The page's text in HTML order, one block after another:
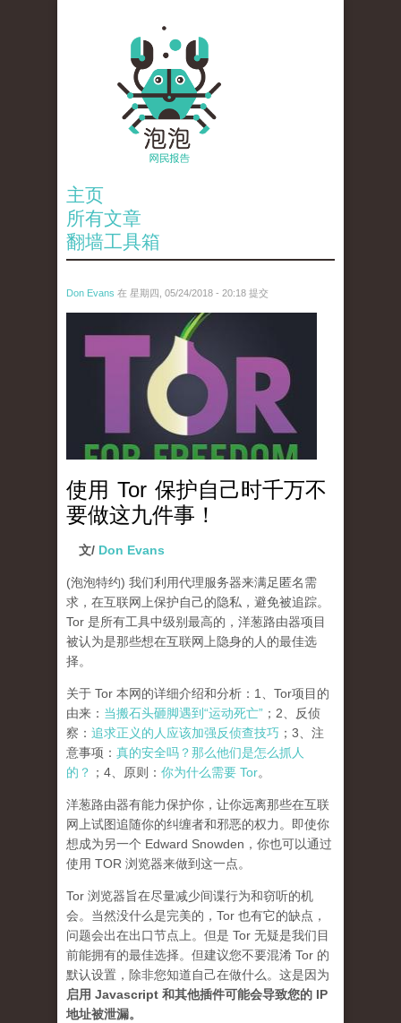
主页
所有文章
翻墙工具箱
Don Evans 在 星期四, 05/24/2018 - 20:18 提交
wechatimg1098.jpeg
使用 Tor 保护自己时千万不
要做这九件事！
文/ Don Evans
(泡泡特约) 我们利用代理服务器来满足匿名需
求，在互联网上保护自己的隐私，避免被追踪。
Tor 是所有工具中级别最高的，洋葱路由器项目
被认为是那些想在互联网上隐身的人的最佳选
择。
关于 Tor 本网的详细介绍和分析：1、Tor项目的
由来： 当搬石头砸脚遇到“运动死亡” ；2、反侦
察： 追求正义的人应该加强反侦查技巧 ；3、注
意事项： 真的安全吗？那么他们是怎么抓人
的？ ；4、原则： 你为什么需要 Tor。
洋葱路由器有能力保护你，让你远离那些在互联
网上试图追随你的纠缠者和邪恶的权力。即使你
想成为另一个 Edward Snowden，你也可以通过
使用 TOR 浏览器来做到这一点。
Tor 浏览器旨在尽量减少间谍行为和窃听的机
会。当然没什么是完美的，Tor 也有它的缺点，
问题会出在出口节点上。但是 Tor 无疑是我们目
前能拥有的最佳选择。但建议您不要混淆 Tor 的
默认设置，除非您知道自己在做什么。这是因为
启用 Javascript 和其他插件可能会导致您的 IP
地址被泄漏。